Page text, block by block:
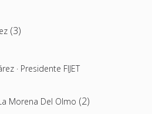
(3)
· Presidente FIJET
Morena Del Olmo (2)